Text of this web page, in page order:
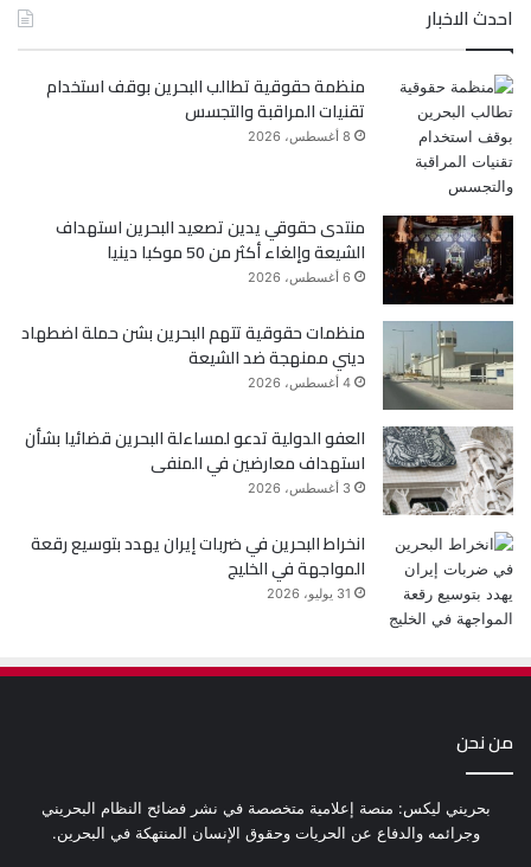
ب
و
ت
ر
احدث الاخبار
منظمة حقوقية تطالب البحرين بوقف استخدام
تقنيات المراقبة والتجسس
8 أغسطس، 2026
منتدى حقوقي يدين تصعيد البحرين استهداف
الشيعة وإلغاء أكثر من 50 موكبا دينيا
6 أغسطس، 2026
منظمات حقوقية تتهم البحرين بشن حملة اضطهاد
ديني ممنهجة ضد الشيعة
4 أغسطس، 2026
العفو الدولية تدعو لمساءلة البحرين قضائيا بشأن
استهداف معارضين في المنفى
3 أغسطس، 2026
انخراط البحرين في ضربات إيران يهدد بتوسيع رقعة
المواجهة في الخليج
31 يوليو، 2026
من نحن
بحريني ليكس: منصة إعلامية متخصصة في نشر فضائح النظام البحريني
وجرائمه والدفاع عن الحريات وحقوق الإنسان المنتهكة في البحرين.